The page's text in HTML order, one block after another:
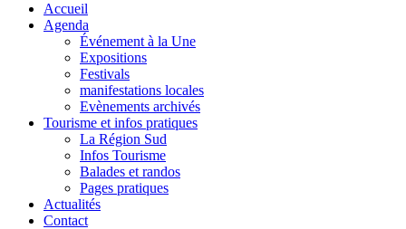
Accueil
Agenda
Événement à la Une
Expositions
Festivals
manifestations locales
Evènements archivés
Tourisme et infos pratiques
La Région Sud
Infos Tourisme
Balades et randos
Pages pratiques
Actualités
Contact